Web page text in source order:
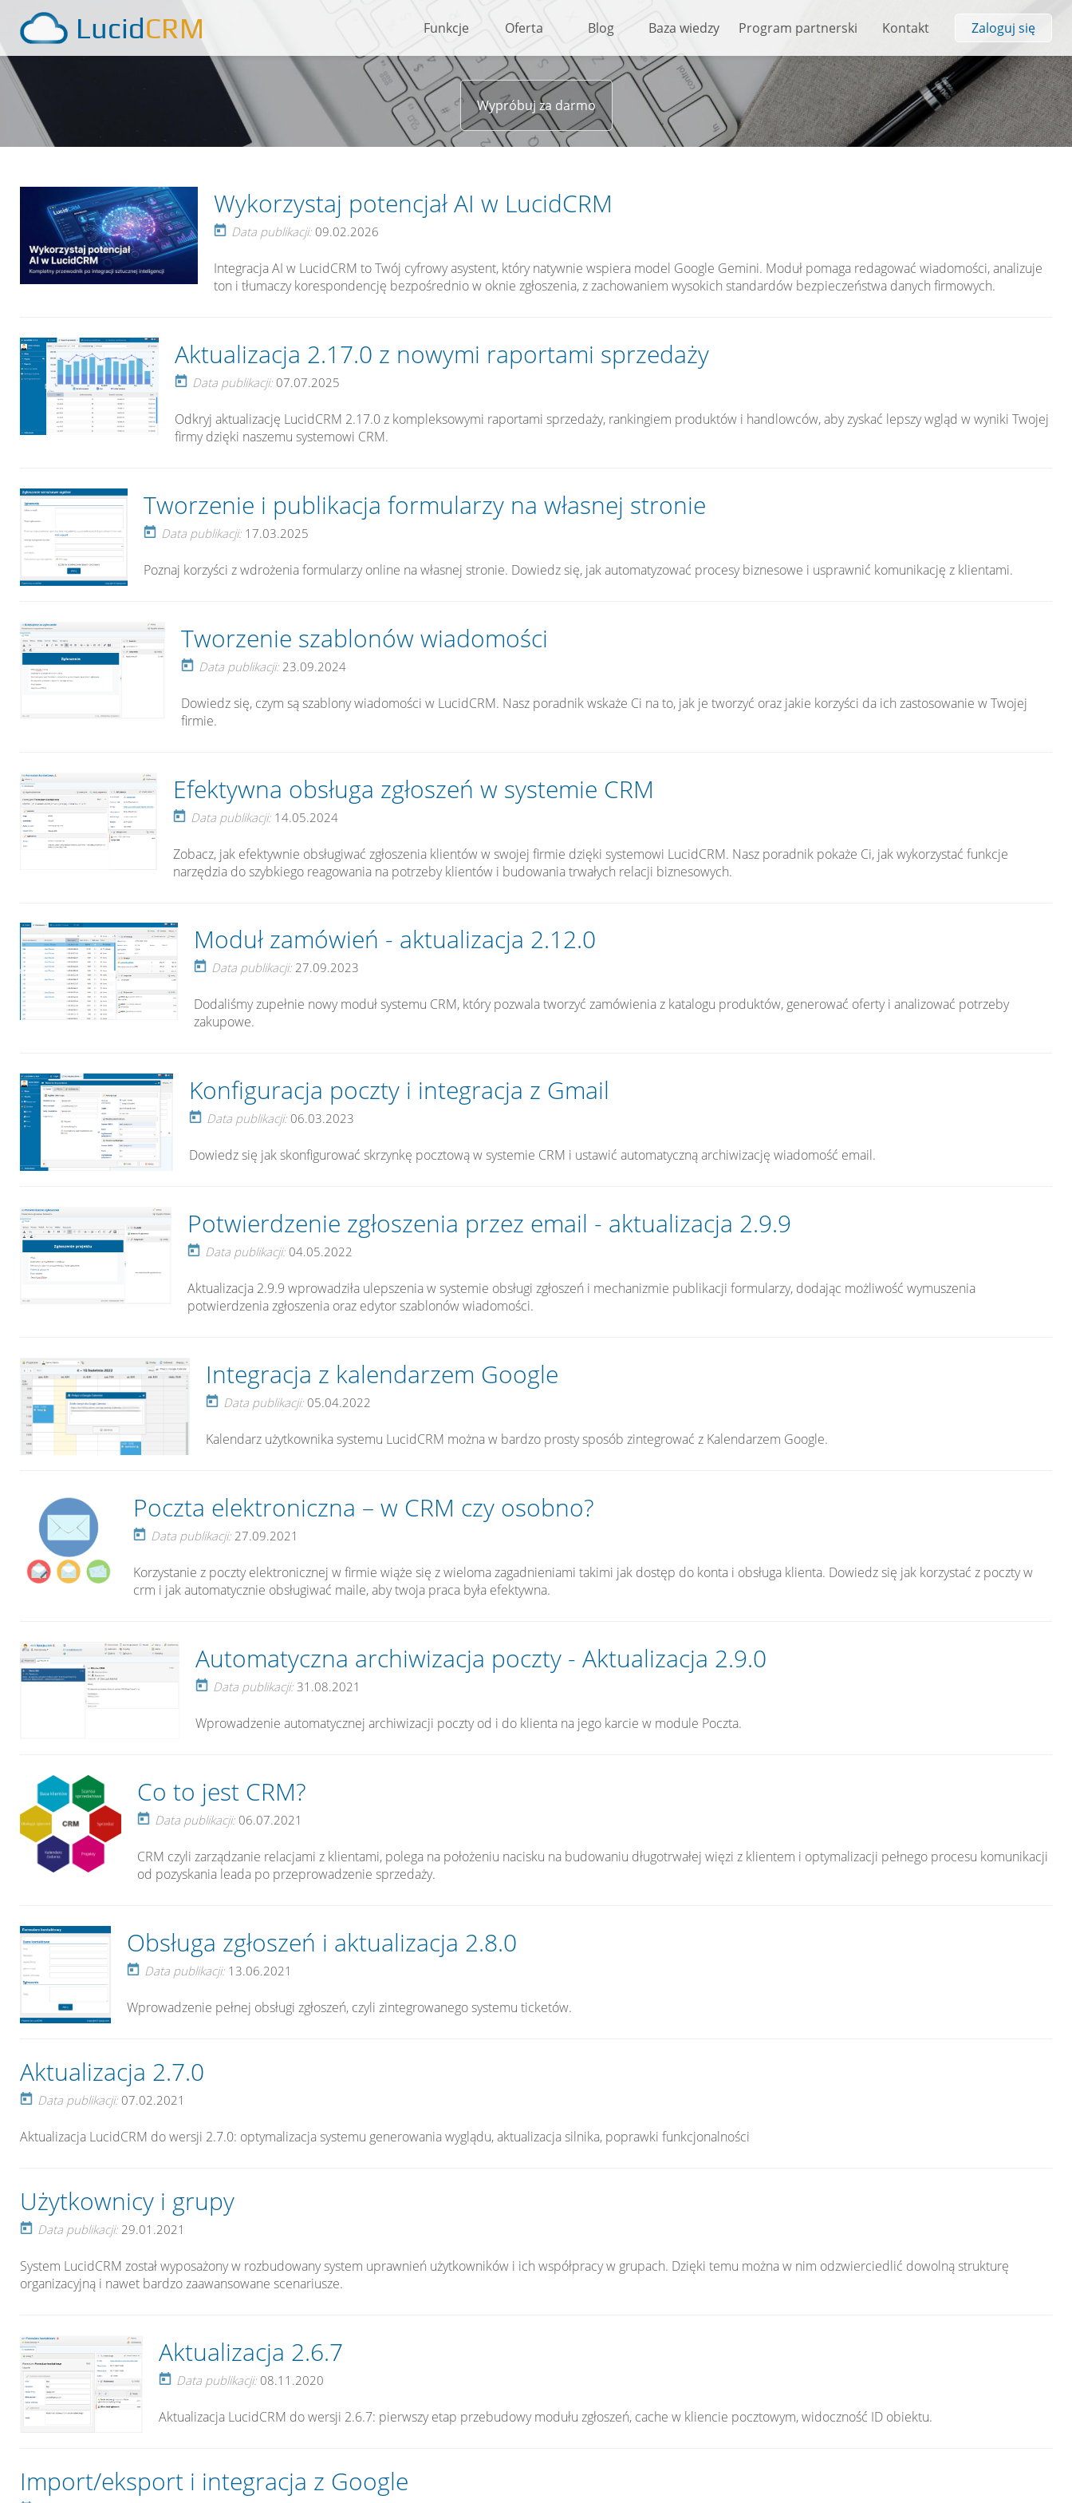
LucidCRM Funkcje Oferta Blog Baza wiedzy Program partnerski Kontakt Zaloguj się
Wypróbuj za darmo
Wykorzystaj potencjał AI w LucidCRM
Data publikacji: 09.02.2026
Integracja AI w LucidCRM to Twój cyfrowy asystent, który natywnie wspiera model Google Gemini. Moduł pomaga redagować wiadomości, analizuje
ton i tłumaczy korespondencję bezpośrednio w oknie zgłoszenia, z zachowaniem wysokich standardów bezpieczeństwa danych firmowych.
Aktualizacja 2.17.0 z nowymi raportami sprzedaży
Data publikacji:07.07.2025
Odkryj aktualizację LucidCRM 2.17.0 z kompleksowymi raportami sprzedaży, rankingiem produktów i handlowców, aby zyskać lepszy wgląd w wyniki Twojej
firmy dzięki naszemu systemowi CRM.
Tworzenie i publikacja formularzy na własnej stronie
Data publikacji:17.03.2025
Poznaj korzyści z wdrożenia formularzy online na własnej stronie. Dowiedz się, jak automatyzować procesy biznesowe i usprawnić komunikację z klientami.
Tworzenie szablonów wiadomości
Data publikacji:23.09.2024
Dowiedz się, czym są szablony wiadomości w LucidCRM. Nasz poradnik wskaże Ci na to, jak je tworzyć oraz jakie korzyści da ich zastosowanie w Twojej
firmie.
Efektywna obsługa zgłoszeń w systemie CRM
Data publikacji:14.05.2024
Zobacz, jak efektywnie obsługiwać zgłoszenia klientów w swojej firmie dzięki systemowi LucidCRM. Nasz poradnik pokaże Ci, jak wykorzystać funkcje
narzędzia do szybkiego reagowania na potrzeby klientów i budowania trwałych relacji biznesowych.
Moduł zamówień - aktualizacja 2.12.0
Data publikacji: 27.09.2023
Dodaliśmy zupełnie nowy moduł systemu CRM, który pozwala tworzyć zamówienia z katalogu produktów, generować oferty i analizować potrzeby
zakupowe.
Konfiguracja poczty i integracja z Gmail
Data publikacji: 06.03.2023
Dowiedz się jak skonfigurować skrzynkę pocztową w systemie CRM i ustawić automatyczną archiwizację wiadomość email.
Potwierdzenie zgłoszenia przez email - aktualizacja 2.9.9
Data publikacji:04.05.2022
Aktualizacja 2.9.9 wprowadziła ulepszenia w systemie obsługi zgłoszeń i mechanizmie publikacji formularzy, dodając możliwość wymuszenia
potwierdzenia zgłoszenia oraz edytor szablonów wiadomości.
Integracja z kalendarzem Google
Data publikacji:05.04.2022
Kalendarz użytkownika systemu LucidCRM można w bardzo prosty sposób zintegrować z Kalendarzem Google.
Poczta elektroniczna – w CRM czy osobno?
Data publikacji: 27.09.2021
Korzystanie z poczty elektronicznej w firmie wiąże się z wieloma zagadnieniami takimi jak dostęp do konta i obsługa klienta. Dowiedz się jak korzystać z poczty w
crm i jak automatycznie obsługiwać maile, aby twoja praca była efektywna.
Automatyczna archiwizacja poczty - Aktualizacja 2.9.0
Data publikacji:31.08.2021
Wprowadzenie automatycznej archiwizacji poczty od i do klienta na jego karcie w module Poczta.
Co to jest CRM?
Data publikacji: 06.07.2021
CRM czyli zarządzanie relacjami z klientami, polega na położeniu nacisku na budowaniu długotrwałej więzi z klientem i optymalizacji pełnego procesu komunikacji
od pozyskania leada po przeprowadzenie sprzedaży.
Obsługa zgłoszeń i aktualizacja 2.8.0
Data publikacji: 13.06.2021
Wprowadzenie pełnej obsługi zgłoszeń, czyli zintegrowanego systemu ticketów.
Aktualizacja 2.7.0
Data publikacji: 07.02.2021
Aktualizacja LucidCRM do wersji 2.7.0: optymalizacja systemu generowania wyglądu, aktualizacja silnika, poprawki funkcjonalności
Użytkownicy i grupy
Data publikacji: 29.01.2021
System LucidCRM został wyposażony w rozbudowany system uprawnień użytkowników i ich współpracy w grupach. Dzięki temu można w nim odzwierciedlić dowolną strukturę
organizacyjną i nawet bardzo zaawansowane scenariusze.
Aktualizacja 2.6.7
Data publikacji: 08.11.2020
Aktualizacja LucidCRM do wersji 2.6.7: pierwszy etap przebudowy modułu zgłoszeń, cache w kliencie pocztowym, widoczność ID obiektu.
Import/eksport i integracja z Google